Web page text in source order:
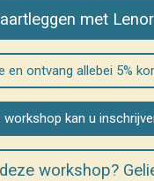
met
en ontvang allebei 5%
kan u
workshop?